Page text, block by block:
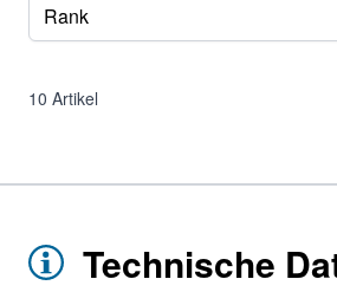
10 Artikel
Technische